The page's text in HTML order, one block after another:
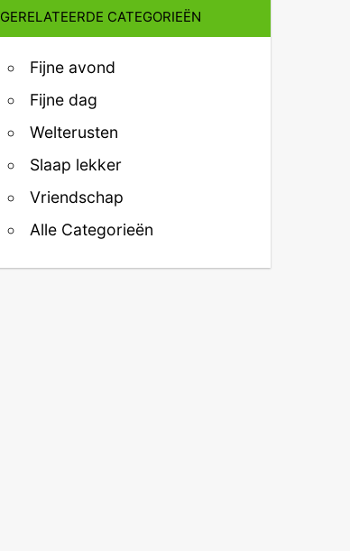
GERELATEERDE CATEGORIEËN
Fijne avond
Fijne dag
Welterusten
Slaap lekker
Vriendschap
Alle Categorieën